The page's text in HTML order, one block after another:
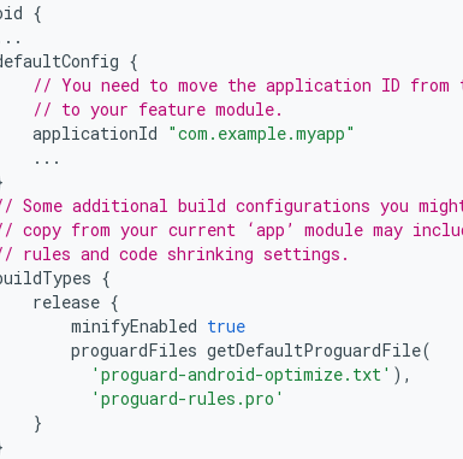
{
{
// You need to move the application ID from
// to your feature module.
applicationId "com.example.myapp"
...
Some additional build configurations you
copy from your current ‘app’ module may
rules and code shrinking settings.
{
release {
minifyEnabled true
proguardFiles getDefaultProguardFile(
'proguard-android-optimize.txt' ),
'proguard-rules.pro'
}